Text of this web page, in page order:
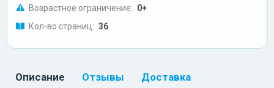
Возрастное ограничение: 0+
Кол-во страниц: 36
Описание Отзывы Доставка